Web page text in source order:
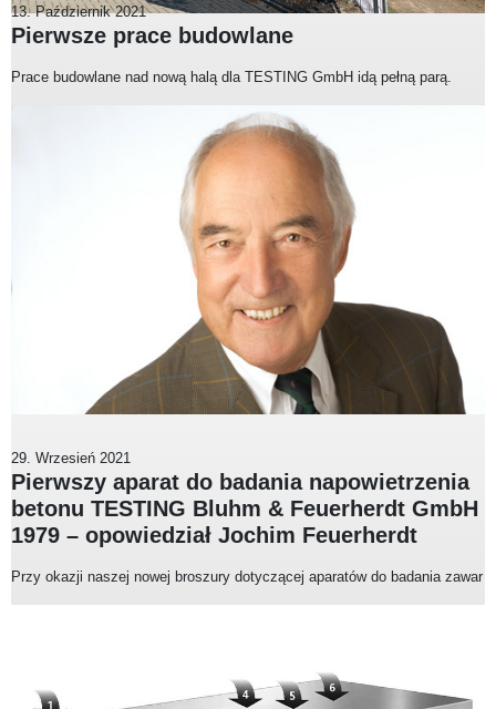
13. Październik 2021
Pierwsze prace budowlane
Prace budowlane nad nową halą dla TESTING GmbH idą pełną parą.
29. Wrzesień 2021
Pierwszy aparat do badania napowietrzenia
betonu TESTING Bluhm & Feuerherdt GmbH
1979 – opowiedział Jochim Feuerherdt
Przy okazji naszej nowej broszury dotyczącej aparatów do badania zawar